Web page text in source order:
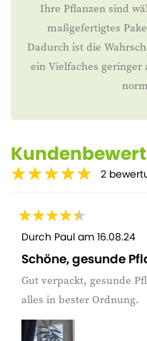
Ihre Pflanzen sind
maßgefertigtes
Dadurch ist die
ein Vielfaches
2
Durch Paul am 16.08.24
Schöne, gesunde
Gut verpackt, gesunde
alles in bester Ordnung.